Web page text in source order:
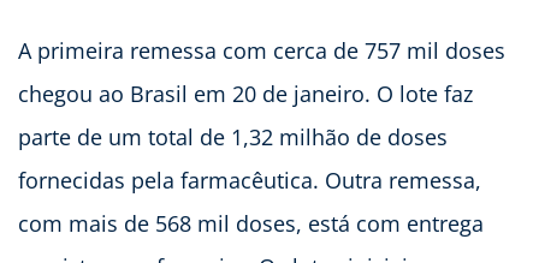
A primeira remessa com cerca de 757 mil doses
chegou ao Brasil em 20 de janeiro. O lote faz
parte de um total de 1,32 milhão de doses
fornecidas pela farmacêutica. Outra remessa,
com mais de 568 mil doses, está com entrega